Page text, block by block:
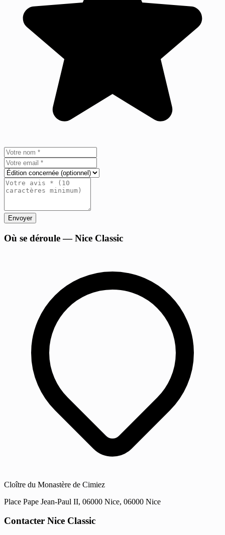
Envoyer
Où se déroule — Nice Classic
Cloître du Monastère de Cimiez
Place Pape Jean-Paul II, 06000 Nice, 06000 Nice
Contacter Nice Classic